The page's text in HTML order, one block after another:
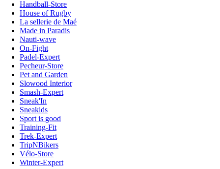
Handball-Store
House of Rugby
La sellerie de Maé
Made in Paradis
Nauti-wave
On-Fight
Padel-Expert
Pecheur-Store
Pet and Garden
Slowood Interior
Smash-Expert
Sneak'In
Sneakids
Sport is good
Training-Fit
Trek-Expert
TripNBikers
Vélo-Store
Winter-Expert